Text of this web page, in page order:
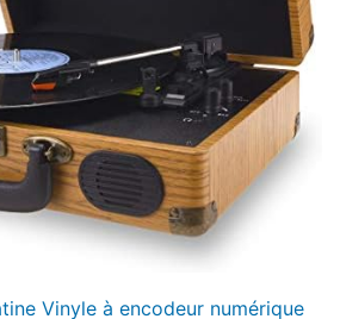
Vinyle à encodeur numérique